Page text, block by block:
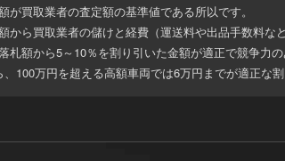
買取業者の査定額の基準値である所以です。
から買取業者の儲けと経費（運送料や出品手数料な
額から5～10％を割り引いた金額が適正で競争力の
100万円を超える高額車両では6万円までが適正な